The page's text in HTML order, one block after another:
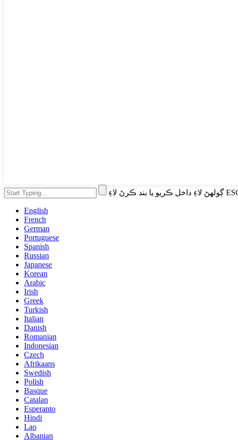
English
French
German
Portuguese
Spanish
Russian
Japanese
Korean
Arabic
Irish
Greek
Turkish
Italian
Danish
Romanian
Indonesian
Czech
Afrikaans
Swedish
Polish
Basque
Catalan
Esperanto
Hindi
Lao
Albanian